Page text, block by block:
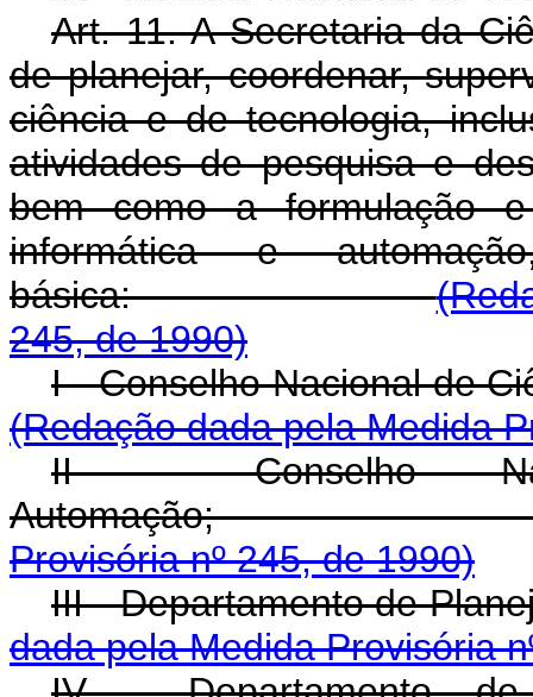
Art. 11. A Secretaria da
de planejar, coordenar,
ciência e de tecnologia,
atividades de pesquisa e
bem como a formulação
informática e
básica:
245, de 1990)
I - Conselho
(Redação dada pela Medida
II - Conselho
Provisória nº 245, de 1990)
III -
dada pela Medida Provisória